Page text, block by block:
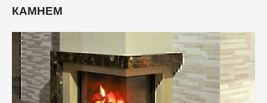
КАМНЕМ